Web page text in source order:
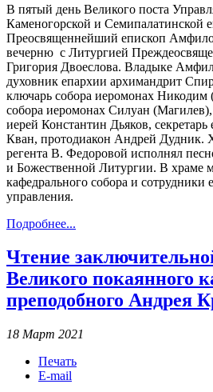
В пятый день Великого поста
Каменогорской и Семипалатинской
Преосвященнейший епископ
вечерню с Литургией
Григория Двоеслова. Владыке
духовник епархии архимандрит
ключарь собора иеромонах Никодим
собора иеромонах Силуан
иерей Константин Дьяков,
Кван, протодиакон Андрей Дудник.
регента В. Федоровой исполнял
и Божественной Литургии. В храме
кафедрального собора и сотрудники
управления.
Подробнее...
Чтение
Великого покаянного
преподобного Андрея
18 Март 2021
Печать
E-mail